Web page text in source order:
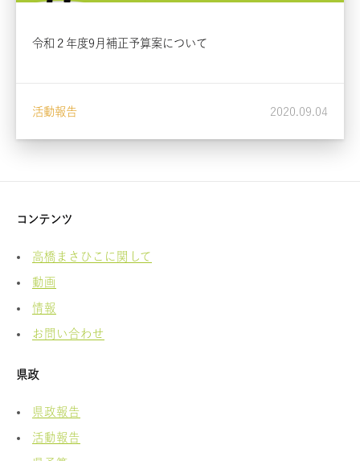
令和２年度9月補正予算案について
活動報告 2020.09.04
コンテンツ
高橋まさひこに関して
動画
情報
お問い合わせ
県政
県政報告
活動報告